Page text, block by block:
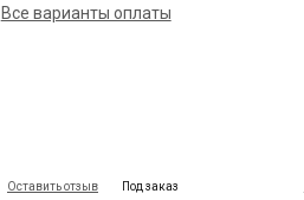
Все варианты оплаты
Оставить отзыв Под заказ